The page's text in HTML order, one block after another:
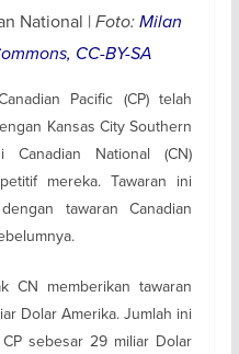
National |Foto:Milan
CC-BY-SA
Pacific (CP) telah
Kansas City Southern
National (CN)
mereka. Tawaran ini
tawaran Canadian
CN memberikan tawaran
Dolar Amerika. Jumlah ini
sebesar 29 miliar Dolar